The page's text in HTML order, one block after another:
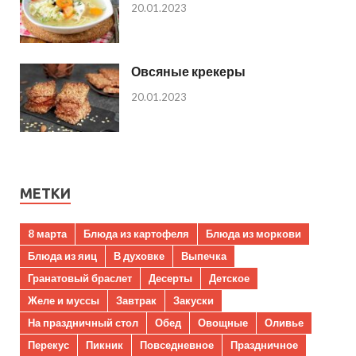
20.01.2023
Овсяные крекеры
20.01.2023
МЕТКИ
8 марта Блюда из картофеля
Блюда из моркови
Блюда из яиц
В духовке
Выпечка
Гранатовый браслет
Десерты
Детское
Желе и муссы
Завтрак
Закуски
На праздничный стол
Обед Овощные
Оливье
Перекус
Пикник Повседневное
Праздничное